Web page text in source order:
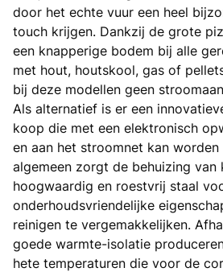
door het echte vuur een heel
touch krijgen. Dankzij de grote
een knapperige bodem bij alle
met hout, houtskool, gas of
bij deze modellen geen
Als alternatief is er een
koop die met een elektronisch
en aan het stroomnet kan worden
algemeen zorgt de behuizing van
hoogwaardig en roestvrij staal
onderhoudsvriendelijke
reinigen te vergemakkelijken.
goede warmte-isolatie
hete temperaturen die voor de